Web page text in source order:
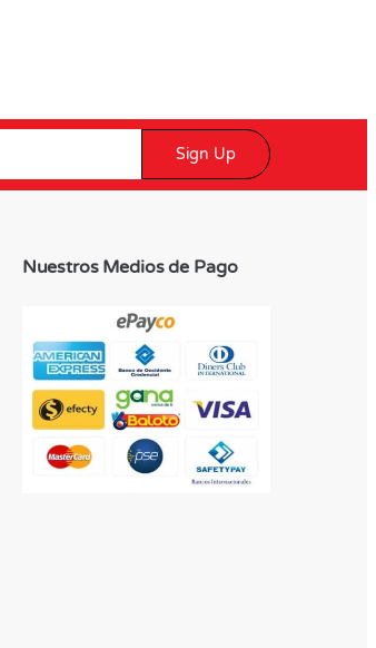
Sign Up
Nuestros Medios de Pago